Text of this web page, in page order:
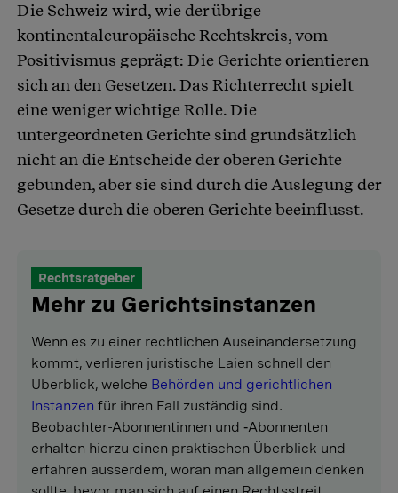
Die Schweiz wird, wie der übrige
kontinentaleuropäische Rechtskreis, vom
Positivismus geprägt: Die Gerichte orientieren
sich an den Gesetzen. Das Richterrecht spielt
eine weniger wichtige Rolle. Die
untergeordneten Gerichte sind grundsätzlich
nicht an die Entscheide der oberen Gerichte
gebunden, aber sie sind durch die Auslegung der
Gesetze durch die oberen Gerichte beeinflusst.
Rechtsratgeber
Mehr zu Gerichtsinstanzen
Wenn es zu einer rechtlichen Auseinandersetzung
kommt, verlieren juristische Laien schnell den
Überblick, welche Behörden und gerichtlichen
Instanzen für ihren Fall zuständig sind.
Beobachter-Abonnentinnen und ‑Abonnenten
erhalten hierzu einen praktischen Überblick und
erfahren ausserdem, woran man allgemein denken